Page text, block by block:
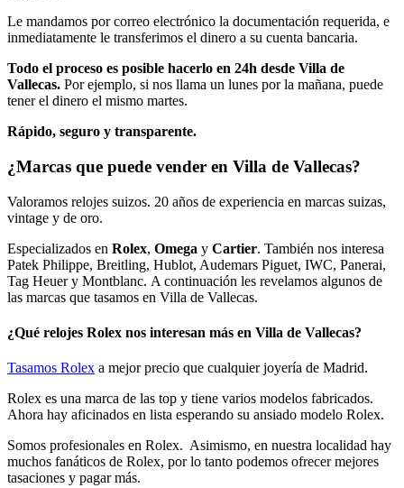
Le mandamos por correo electrónico la documentación requerida, e
inmediatamente le transferimos el dinero a su cuenta bancaria.
Todo el proceso es posible hacerlo en 24h desde Villa de
Vallecas. Por ejemplo, si nos llama un lunes por la mañana, puede
tener el dinero el mismo martes.
Rápido, seguro y transparente.
¿Marcas que puede vender en Villa de Vallecas?
Valoramos relojes suizos. 20 años de experiencia en marcas suizas,
vintage y de oro.
Especializados en Rolex, Omega y Cartier. También nos interesa
Patek Philippe, Breitling, Hublot, Audemars Piguet, IWC, Panerai,
Tag Heuer y Montblanc. A continuación les revelamos algunos de
las marcas que tasamos en Villa de Vallecas.
¿Qué relojes Rolex nos interesan más en Villa de Vallecas?
Tasamos Rolex a mejor precio que cualquier joyería de Madrid.
Rolex es una marca de las top y tiene varios modelos fabricados.
Ahora hay aficinados en lista esperando su ansiado modelo Rolex.
Somos profesionales en Rolex. Asimismo, en nuestra localidad hay
muchos fanáticos de Rolex, por lo tanto podemos ofrecer mejores
tasaciones y pagar más.